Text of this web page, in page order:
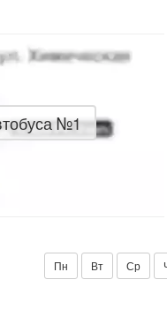
№1
Пн Вт Ср